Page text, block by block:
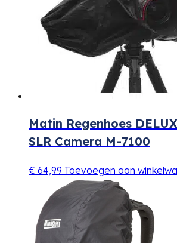
Matin Regenhoes
SLR Camera M-7100
€ 64,99 Toevoegen aan